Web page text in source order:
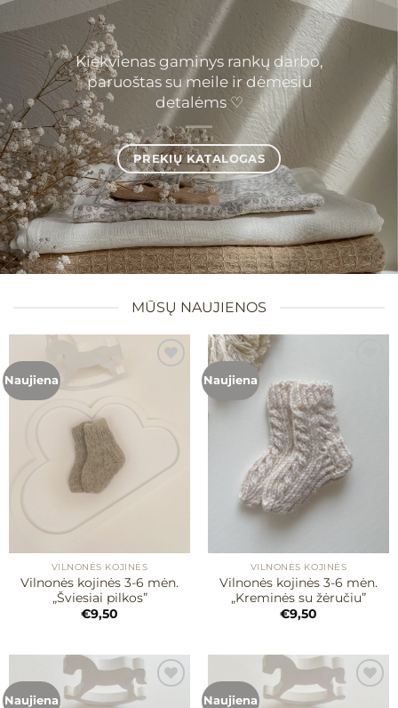
Kiekvienas gaminys rankų darbo,
paruoštas su meile ir dėmesiu
detalėms ♡
PREKIŲ KATALOGAS
MŪSŲ NAUJIENOS
Naujiena
Mėgstamiausias
VILNONĖS KOJINĖS
Vilnonės kojinės 3-6 mėn.
„Šviesiai pilkos”
€9,50
Naujiena
Mėgstamiausias
VILNONĖS KOJINĖS
Vilnonės kojinės 3-6 mėn.
„Kreminės su žėručiu”
€9,50
Naujiena Naujiena